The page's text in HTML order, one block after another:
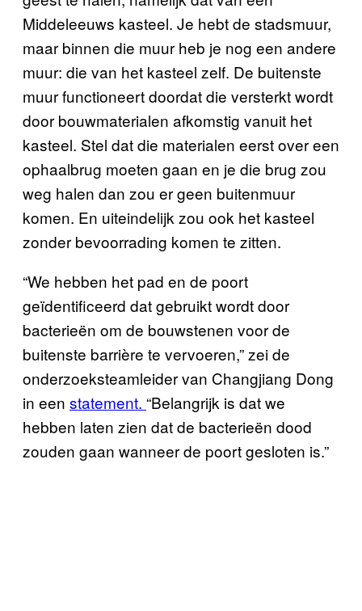
Middeleeuws kasteel. Je hebt de stadsmuur,
maar binnen die muur heb je nog een andere
muur: die van het kasteel zelf. De buitenste
muur functioneert doordat die versterkt wordt
door bouwmaterialen afkomstig vanuit het
kasteel. Stel dat die materialen eerst over een
ophaalbrug moeten gaan en je die brug zou
weg halen dan zou er geen buitenmuur
komen. En uiteindelijk zou ook het kasteel
zonder bevoorrading komen te zitten.
“We hebben het pad en de poort
geïdentificeerd dat gebruikt wordt door
bacterieën om de bouwstenen voor de
buitenste barrière te vervoeren,” zei de
onderzoeksteamleider van Changjiang Dong
in een statement. “Belangrijk is dat we
hebben laten zien dat de bacterieën dood
zouden gaan wanneer de poort gesloten is.”